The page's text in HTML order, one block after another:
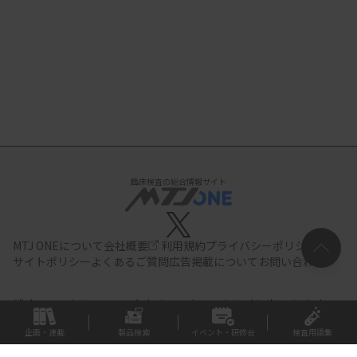
臨床検査の総合情報サイト
MTJ ONEについて会社概要 利用規約プライバシーポリシー
サイトポリシー よくあるご質問広告掲載について お問い合わせ
All documents,images and photographs contained in this site belong
to JIHO,Inc.
Use of these documents, images and photographs is
strictly prohibited.Copyright (C) JIHO,Inc.
企画・連載 製品検索 イベント・研修会 検査用語集